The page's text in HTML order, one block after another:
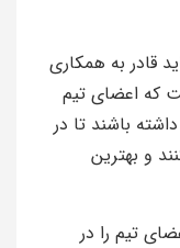
قادر به همکاری
که اعضای تیم
باشند تا در
و بهترین
تیم را در